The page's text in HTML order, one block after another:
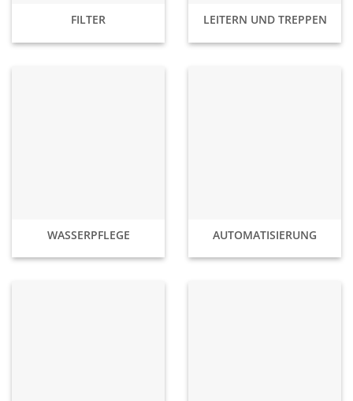
FILTER LEITERN UND TREPPEN
WASSERPFLEGE AUTOMATISIERUNG